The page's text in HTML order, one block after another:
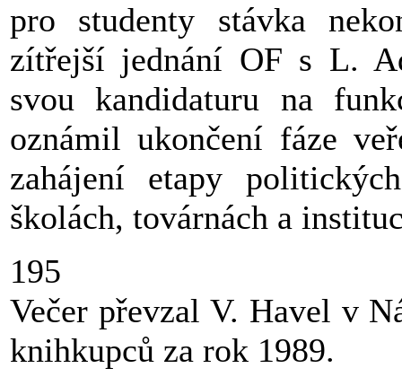
pro studenty stávka
zítřejší jednání OF s L.
svou kandidaturu na
oznámil ukončení fáze
zahájení etapy
školách, továrnách a
195
Večer převzal V. Havel v
knihkupců za rok 1989.